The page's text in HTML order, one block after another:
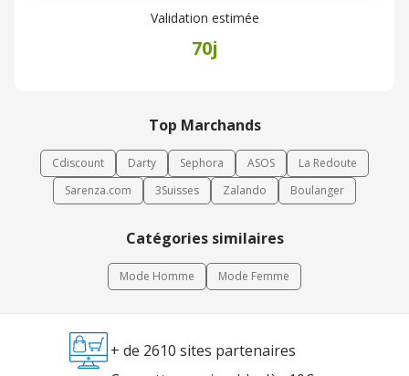
Validation estimée
70j
Top Marchands
Cdiscount Darty Sephora ASOS
La Redoute
Sarenza.com
3Suisses Zalando Boulanger
Catégories similaires
Mode Homme Mode Femme
+ de 2610 sites partenaires